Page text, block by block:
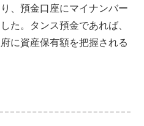
、預金口座にマイナンバー
た。タンス預金であれば、
に資産保有額を把握される